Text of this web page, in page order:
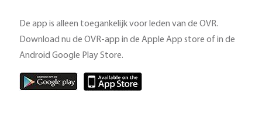
De app is alleen toegankelijk voor leden van de OVR.
Download nu de OVR-app in de Apple App store of in de
Android Google Play Store.